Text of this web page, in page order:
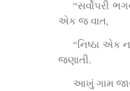
“સર્વોપરી
એક જ વાત,
“નિષ્ઠા એક
જણાતી.
આખું ગામ